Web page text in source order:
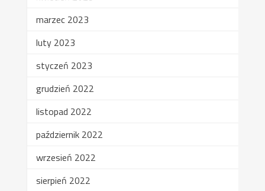
marzec 2023
luty 2023
styczeń 2023
grudzień 2022
listopad 2022
październik 2022
wrzesień 2022
sierpień 2022